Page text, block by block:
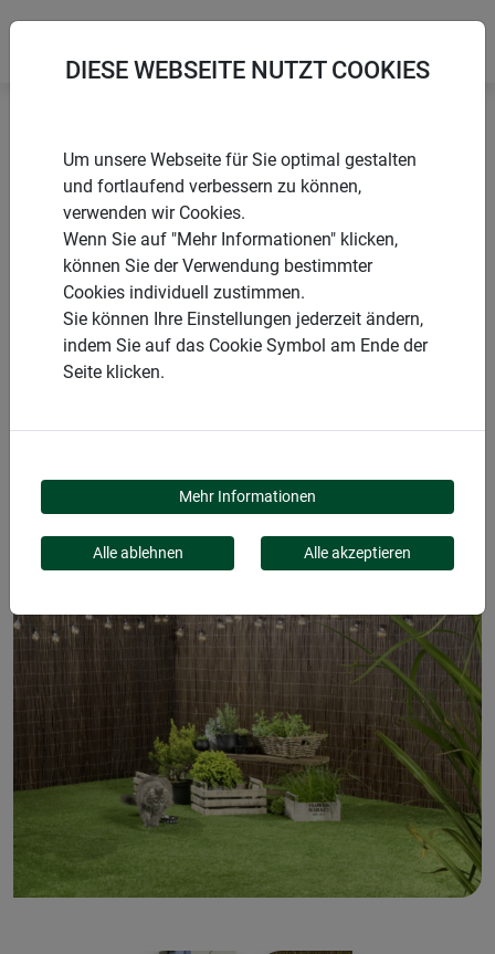
Startseite Naturmatten Sichtschutzmatte NAGOYA
PRODUKTE
SICHTSCHUTZMATTE
DIESE WEBSEITE NUTZT COOKIES
Um unsere Webseite für Sie optimal gestalten
und fortlaufend verbessern zu können,
verwenden wir Cookies.
Wenn Sie auf "Mehr Informationen" klicken,
können Sie der Verwendung bestimmter
Cookies individuell zustimmen.
Sie können Ihre Einstellungen jederzeit ändern,
indem Sie auf das Cookie Symbol am Ende der
Seite klicken.
Mehr Informationen
Alle ablehnen Alle akzeptieren